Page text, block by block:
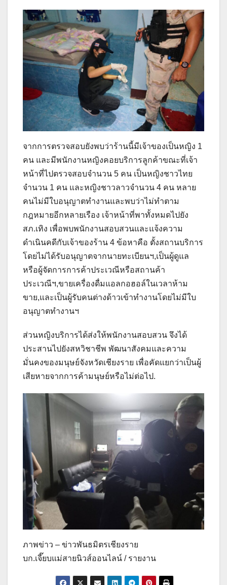
จากการตรวจสอบยังพบว่าร้านนี้มีเจ้าของเป็นหญิง 1
คน และมีพนักงานหญิงคอยบริการลูกค้าขณะที่เจ้า
หน้าที่ไปตรวจสอบจำนวน 5 คน เป็นหญิงชาวไทย
จำนวน 1 คน และหญิงชาวลาวจำนวน 4 คน หลาย
คนไม่มีใบอนุญาตทำงานและพบว่าไม่ทำตาม
กฎหมายอีกหลายเรือง เจ้าหน้าที่พาทั้งหมดไปยัง
สภ.เทิง เพื่อพบพนักงานสอบสวนและแจ้งความ
ดำเนินคดีกับเจ้าของร้าน 4 ข้อหาคือ ตั้งสถานบริการ
โดยไม่ได้รับอนุญาตจากนายทะเบียนฯ,เป็นผู้ดูแล
หรือผู้จัดการการค้าประเวณีหรือสถานค้า
ประเวณีฯ,ขายเครื่องดื่มแอลกอฮอล์ในเวลาห้าม
ขาย,และเป็นผู้รับคนต่างด้าวเข้าทำงานโดยไม่มีใบ
อนุญาตทำงานฯ
ส่วนหญิงบริการได้ส่งให้พนักงานสอบสวน จึงได้
ประสานไปยังสหวิชาชีพ พัฒนาสังคมและความ
มั่นคงของมนุษย์จังหวัดเชียงราย เพื่อคัดแยกว่าเป็นผู้
เสียหายจากการค้ามนุษย์หรือไม่ต่อไป.
ภาพข่าว – ข่าวพันธมิตรเชียงราย
บก.เจี๊ยบแม่สายนิวส์ออนไลน์ / รายงาน